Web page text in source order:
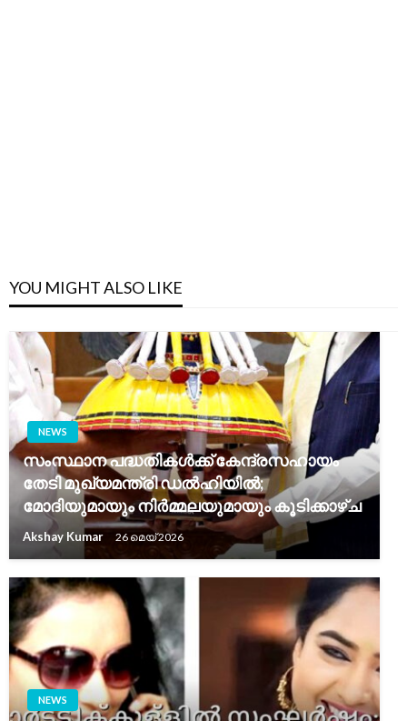
YOU MIGHT ALSO LIKE
NEWS
സംസ്ഥാന പദ്ധതികൾക്ക് കേന്ദ്രസഹായം
തേടി മുഖ്യമന്ത്രി ഡൽഹിയിൽ;
മോദിയുമായും നിർമ്മലയുമായും കൂടിക്കാഴ്ച
Akshay Kumar 26 മെയ്‌ 2026
NEWS